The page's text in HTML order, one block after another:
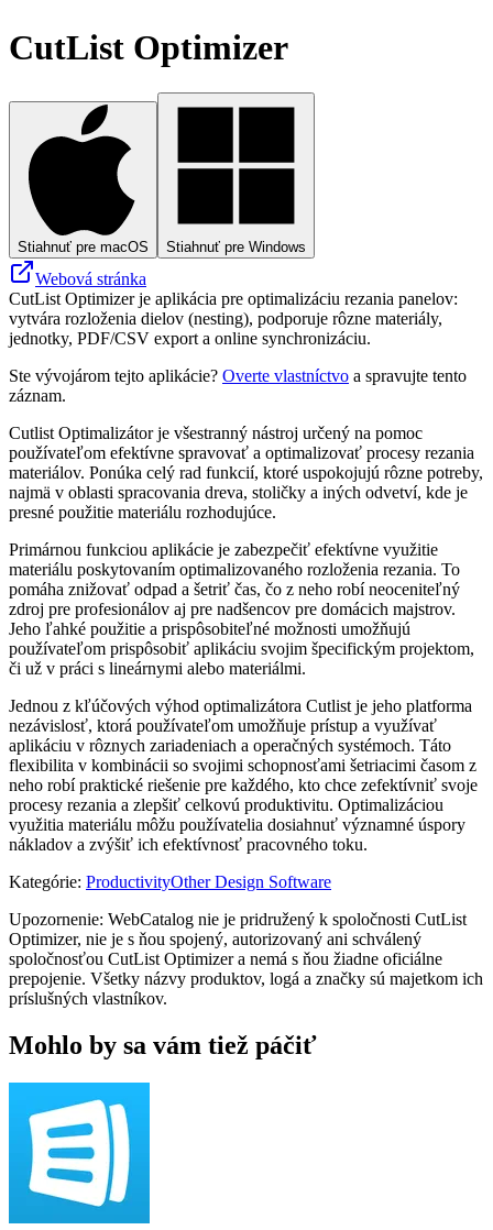
CutList Optimizer
Stiahnuť pre macOS Stiahnuť pre Windows
Webová stránka
CutList Optimizer je aplikácia pre optimalizáciu rezania panelov:
vytvára rozloženia dielov (nesting), podporuje rôzne materiály,
jednotky, PDF/CSV export a online synchronizáciu.
Ste vývojárom tejto aplikácie? Overte vlastníctvo a spravujte tento
záznam.
Cutlist Optimalizátor je všestranný nástroj určený na pomoc
používateľom efektívne spravovať a optimalizovať procesy rezania
materiálov. Ponúka celý rad funkcií, ktoré uspokojujú rôzne potreby,
najmä v oblasti spracovania dreva, stoličky a iných odvetví, kde je
presné použitie materiálu rozhodujúce.
Primárnou funkciou aplikácie je zabezpečiť efektívne využitie
materiálu poskytovaním optimalizovaného rozloženia rezania. To
pomáha znižovať odpad a šetriť čas, čo z neho robí neoceniteľný
zdroj pre profesionálov aj pre nadšencov pre domácich majstrov.
Jeho ľahké použitie a prispôsobiteľné možnosti umožňujú
používateľom prispôsobiť aplikáciu svojim špecifickým projektom,
či už v práci s lineárnymi alebo materiálmi.
Jednou z kľúčových výhod optimalizátora Cutlist je jeho platforma
nezávislosť, ktorá používateľom umožňuje prístup a využívať
aplikáciu v rôznych zariadeniach a operačných systémoch. Táto
flexibilita v kombinácii so svojimi schopnosťami šetriacimi časom z
neho robí praktické riešenie pre každého, kto chce zefektívniť svoje
procesy rezania a zlepšiť celkovú produktivitu. Optimalizáciou
využitia materiálu môžu používatelia dosiahnuť významné úspory
nákladov a zvýšiť ich efektívnosť pracovného toku.
Kategórie: ProductivityOther Design Software
Upozornenie: WebCatalog nie je pridružený k spoločnosti CutList
Optimizer, nie je s ňou spojený, autorizovaný ani schválený
spoločnosťou CutList Optimizer a nemá s ňou žiadne oficiálne
prepojenie. Všetky názvy produktov, logá a značky sú majetkom ich
príslušných vlastníkov.
Mohlo by sa vám tiež páčiť